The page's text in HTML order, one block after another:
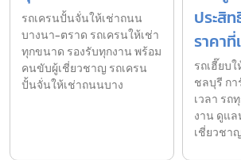
รถเครนปั้นจั่นให้เช่าถนน
บางนา-ตราด รถเครนให้เช่า
ทุกขนาด รองรับทุกงาน พร้อม
คนขับผู้เชี่ยวชาญ รถเครน
ปั้นจั่นให้เช่าถนนบาง
ประสิ
ราคาที่
รถเฮี๊ยบ
ชลบุรี ก
เวลา ร
งาน ดูแ
เชี่ยวชา